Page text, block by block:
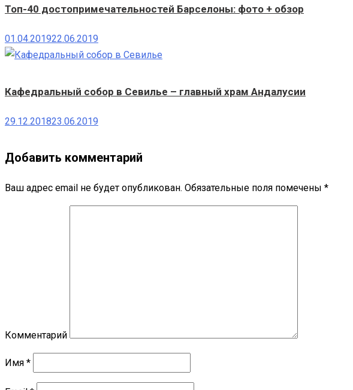
Топ-40 достопримечательностей Барселоны: фото + обзор
01.04.201922.06.2019
Кафедральный собор в Севилье – главный храм Андалусии
29.12.201823.06.2019
Добавить комментарий
Ваш адрес email не будет опубликован. Обязательные поля помечены *
Комментарий
Имя *